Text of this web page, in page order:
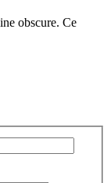
obscure. Ce